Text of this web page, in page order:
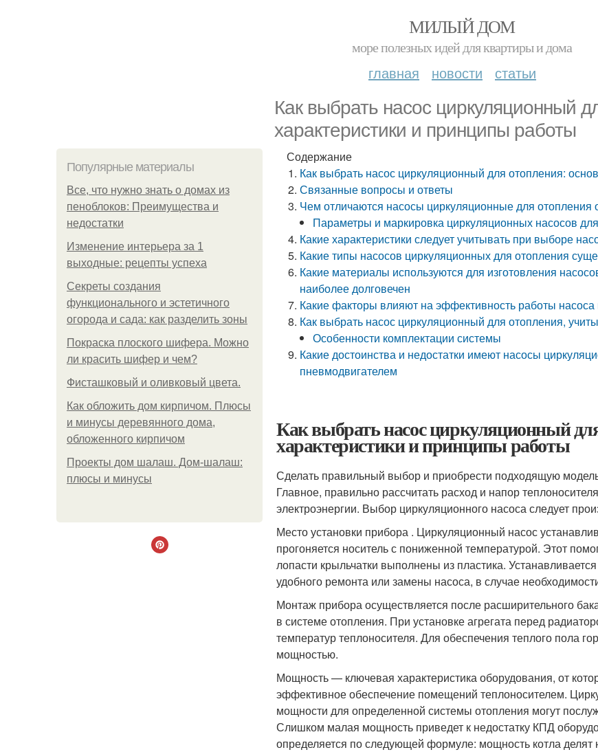
МИЛЫЙ ДОМ
море полезных идей для квартиры и дома
главная новости статьи
Как выбрать насос циркуляционный
характеристики и принципы работы
Популярные материалы
Все, что нужно знать о домах из
пеноблоков: Преимущества и
недостатки
Изменение интерьера за 1
выходные: рецепты успеха
Секреты создания
функционального и эстетичного
огорода и сада: как разделить зоны
Покраска плоского шифера. Можно
ли красить шифер и чем?
Фисташковый и оливковый цвета.
Как обложить дом кирпичом. Плюсы
и минусы деревянного дома,
обложенного кирпичом
Проекты дом шалаш. Дом-шалаш:
плюсы и минусы
Содержание
Как выбрать насос циркуляционный для отопления:
Связанные вопросы и ответы
Чем отличаются насосы циркуляционные для отопления
Параметры и маркировка циркуляционных насосов
Какие характеристики следует учитывать при выборе
Какие типы насосов циркуляционных для отопления
Какие материалы используются для изготовления
наиболее долговечен
Какие факторы влияют на эффективность работы насоса
Как выбрать насос циркуляционный для отопления,
Особенности комплектации системы
Какие достоинства и недостатки имеют насосы
пневмодвигателем
Как выбрать насос циркуляционный
характеристики и принципы работы
Сделать правильный выбор и приобрести подходящую
Главное, правильно рассчитать расход и напор
электроэнергии. Выбор циркуляционного насоса следует
Место установки прибора . Циркуляционный насос
прогоняется носитель с пониженной температурой. Этот
лопасти крыльчатки выполнены из пластика.
удобного ремонта или замены насоса, в случае
Монтаж прибора осуществляется после расширительного
в системе отопления. При установке агрегата перед
температур теплоносителя. Для обеспечения теплого пола
мощностью.
Мощность — ключевая характеристика оборудования, от
эффективное обеспечение помещений теплоносителем.
мощности для определенной системы отопления могут
Слишком малая мощность приведет к недостатку КПД
определяется по следующей формуле: мощность котла делят